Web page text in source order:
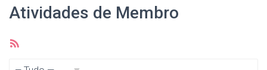
Atividades de Membro